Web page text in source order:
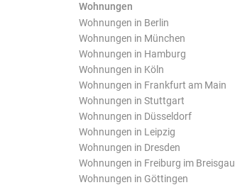
Wohnungen
Wohnungen in Berlin
Wohnungen in München
Wohnungen in Hamburg
Wohnungen in Köln
Wohnungen in Frankfurt am Main
Wohnungen in Stuttgart
Wohnungen in Düsseldorf
Wohnungen in Leipzig
Wohnungen in Dresden
Wohnungen in Freiburg im Breisgau
Wohnungen in Göttingen